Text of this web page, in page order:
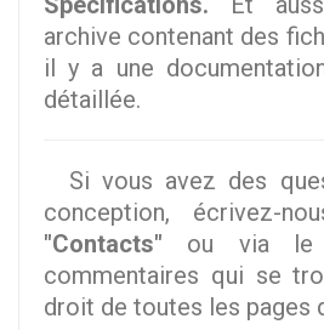
archive contenant des
il y a une
détaillée.
Si vous avez des
conception, écrivez-
"Contacts" ou via le
commentaires qui se
droit de toutes les pages